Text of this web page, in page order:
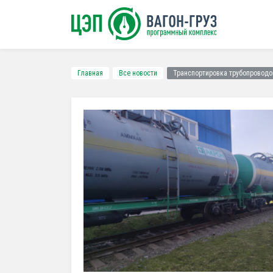
Главная Все новости Транспортировка